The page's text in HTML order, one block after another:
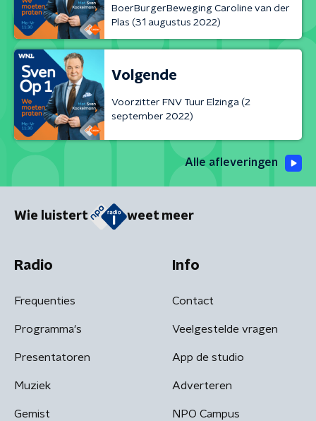
BoerBurgerBeweging Caroline van der
Plas (31 augustus 2022)
Volgende
Voorzitter FNV Tuur Elzinga (2
september 2022)
Alle afleveringen
Wie luistert weet meer
Radio
Frequenties
Programma's
Presentatoren
Muziek
Gemist
Info
Contact
Veelgestelde vragen
App de studio
Adverteren
NPO Campus